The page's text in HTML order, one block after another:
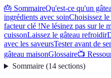
🎂 SommaireQu'est-ce qu'un
ingrédients avec soinChoisissez
facteur clé !Ne lésinez pas sur le
cuissonLaissez le gâteau refroidir
avec les saveursTester avant de
gâteau maisonGlossaire📺
Sommaire(14 sections)